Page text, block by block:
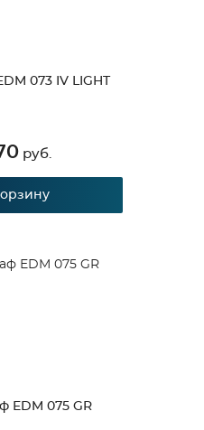
073 IV LIGHT
руб.
EDM 075 GR